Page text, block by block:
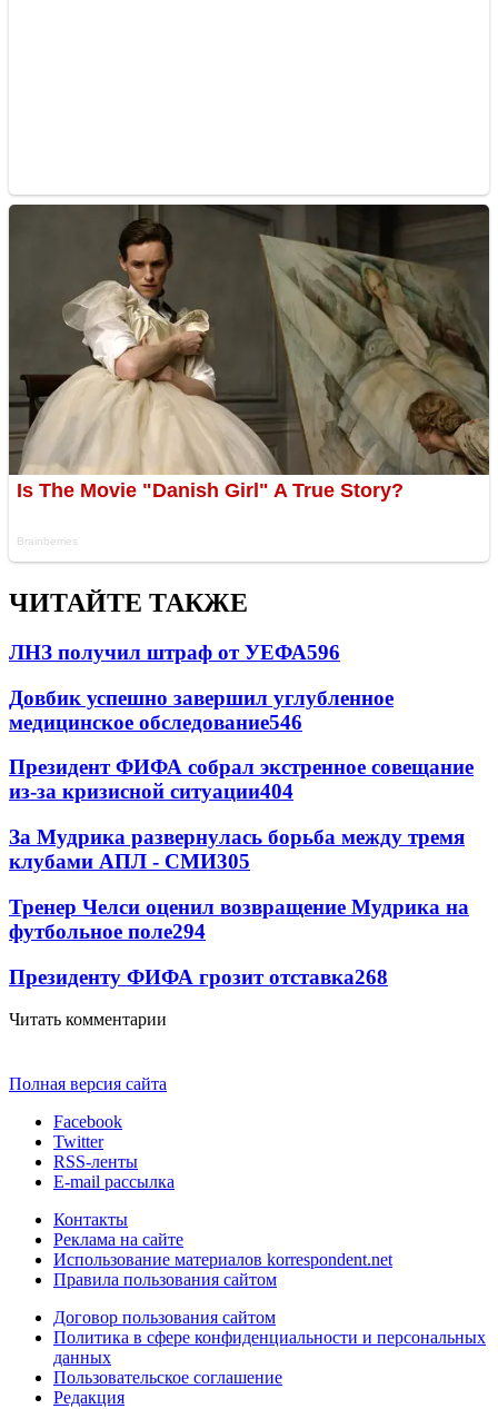
ЧИТАЙТЕ ТАКЖЕ
ЛНЗ получил штраф от УЕФА596
Довбик успешно завершил углубленное
медицинское обследование546
Президент ФИФА собрал экстренное совещание
из-за кризисной ситуации404
За Мудрика развернулась борьба между тремя
клубами АПЛ - СМИ305
Тренер Челси оценил возвращение Мудрика на
футбольное поле294
Президенту ФИФА грозит отставка268
Читать комментарии
Полная версия сайта
Facebook
Twitter
RSS-ленты
E-mail рассылка
Контакты
Реклама на сайте
Использование материалов korrespondent.net
Правила пользования сайтом
Договор пользования сайтом
Политика в сфере конфиденциальности и персональных
данных
Пользовательское соглашение
Редакция